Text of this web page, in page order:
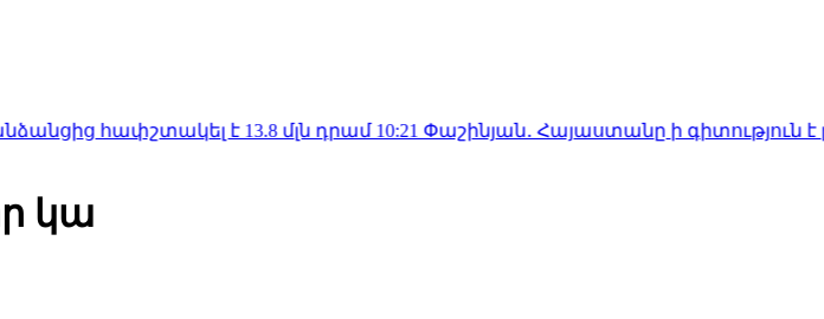
է 13.8 մլն դրամ 10:21Փաշինյան․ Հայաստանը ի գիտություն է
կա